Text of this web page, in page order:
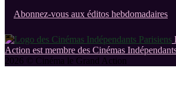
Abonnez-vous aux éditos hebdomadaires
Action est membre des Cinémas
2026 © Cinéma le Grand Action